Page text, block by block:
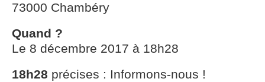
73000 Chambéry
Quand ?
Le 8 décembre 2017 à 18h28
18h28 précises : Informons-nous !